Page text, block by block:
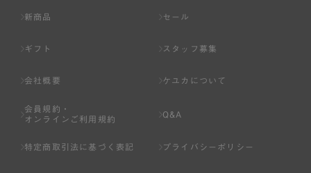
新商品 セール
ギフト スタッフ募集
会社概要 ケユカについて
会員規約・
オンラインご利用規約
Q&A
特定商取引法に基づく表記 プライバシーポリシー